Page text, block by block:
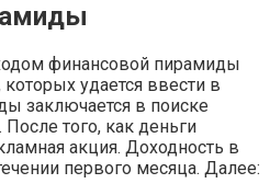
финансовой пирамиды
удается ввести в
заключается в поиске
того, как деньги
акция. Доходность в
первого месяца. Далее: